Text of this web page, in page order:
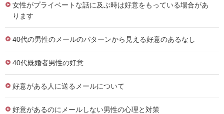
女性がプライベートな話に及ぶ時は好意をもっている場合があ
ります
40代の男性のメールのパターンから見える好意のあるなし
40代既婚者男性の好意
好意がある人に送るメールについて
好意があるのにメールしない男性の心理と対策